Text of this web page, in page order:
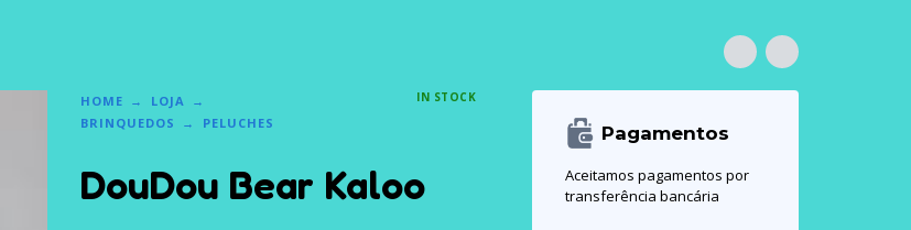
HOME
LOJA
BRINQUEDOS
PELUCHES
IN STOCK
DouDou Bear Kaloo
Pagamentos
Aceitamos pagamentos por
transferência bancária